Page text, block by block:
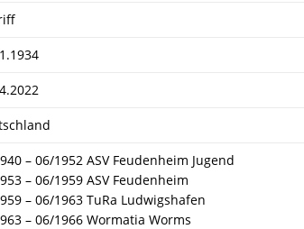
– 06/1952 ASV Feudenheim Jugend
– 06/1959 ASV Feudenheim
– 06/1963 TuRa Ludwigshafen
– 06/1966 Wormatia Worms